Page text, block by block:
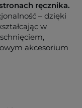
ręcznika.
– dzięki
w
akcesorium